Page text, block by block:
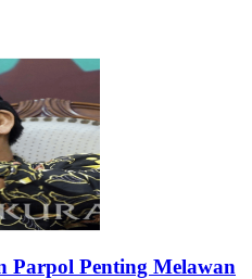
Parpol Penting Melawan